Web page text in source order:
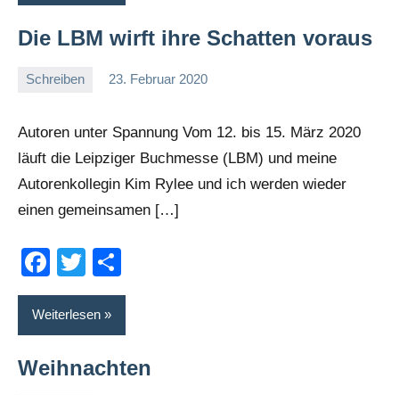
Die LBM wirft ihre Schatten voraus
Schreiben 23. Februar 2020
Autoren unter Spannung Vom 12. bis 15. März 2020
läuft die Leipziger Buchmesse (LBM) und meine
Autorenkollegin Kim Rylee und ich werden wieder
einen gemeinsamen […]
Facebook
Twitter
Weiterlesen
Weihnachten